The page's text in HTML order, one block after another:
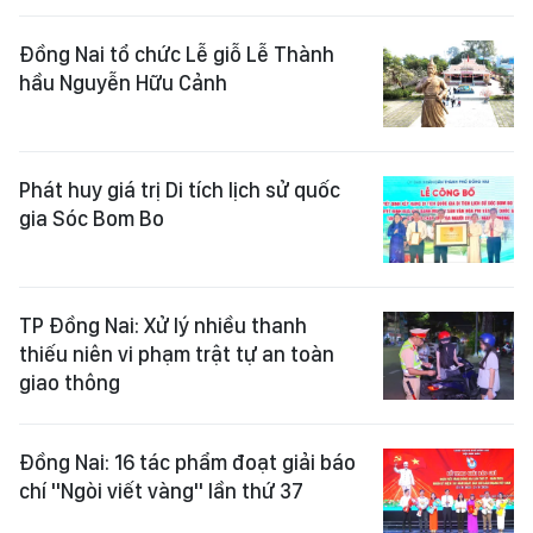
Đồng Nai tổ chức Lễ giỗ Lễ Thành
hầu Nguyễn Hữu Cảnh
Phát huy giá trị Di tích lịch sử quốc
gia Sóc Bom Bo
TP Đồng Nai: Xử lý nhiều thanh
thiếu niên vi phạm trật tự an toàn
giao thông
Đồng Nai: 16 tác phẩm đoạt giải báo
chí "Ngòi viết vàng" lần thứ 37